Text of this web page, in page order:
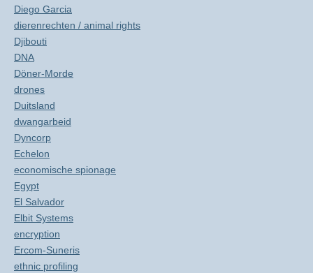
Diego Garcia
dierenrechten / animal rights
Djibouti
DNA
Döner-Morde
drones
Duitsland
dwangarbeid
Dyncorp
Echelon
economische spionage
Egypt
El Salvador
Elbit Systems
encryption
Ercom-Suneris
ethnic profiling